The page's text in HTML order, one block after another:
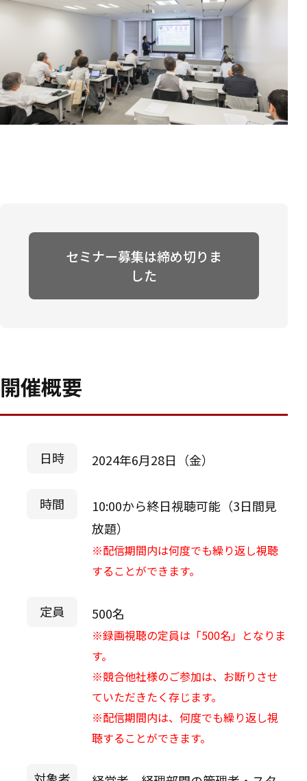
セミナー募集は締め切りま
した
開催概要
日時 2024年6月28日（金）
時間
10:00から終日視聴可能（3日間見
放題）
※配信期間内は何度でも繰り返し視聴
することができます。
定員 500名
※録画視聴の定員は「500名」となりま
す。
※競合他社様のご参加は、お断りさせ
ていただきたく存じます。
※配信期間内は、何度でも繰り返し視
聴することができます。